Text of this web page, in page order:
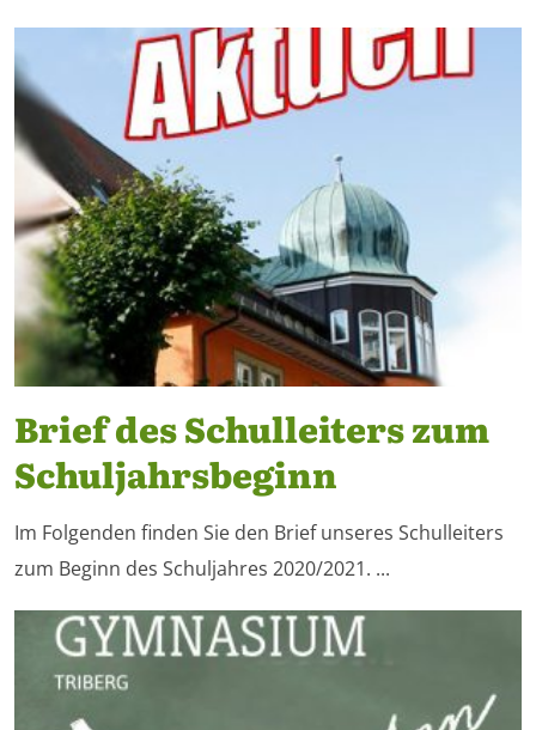
Brief des Schulleiters zum
Schuljahrsbeginn
Im Folgenden finden Sie den Brief unseres Schulleiters
zum Beginn des Schuljahres 2020/2021. ...